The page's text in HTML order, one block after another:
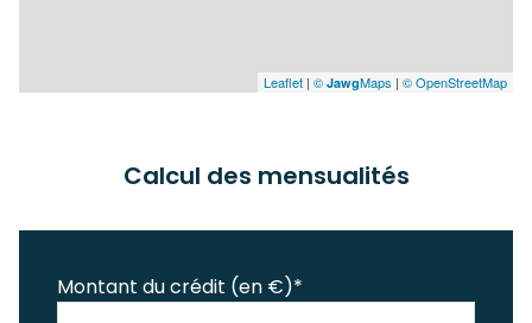
Leaflet | © JawgMaps | © OpenStreetMap
Calcul des mensualités
Montant du crédit (en €)*